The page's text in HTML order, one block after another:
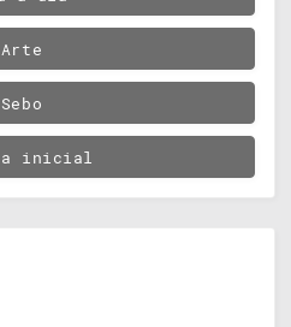
Arte
Sebo
inicial